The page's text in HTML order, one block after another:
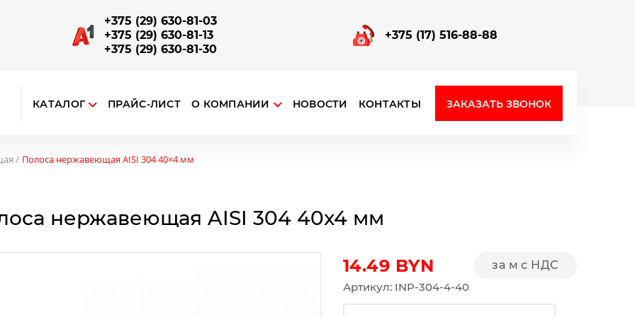
+375 (29) 630-81-03
+375 (29) 630-81-13
+375 (29) 630-81-30
+375 (17) 516-88-88
поиск
КАТАЛОГ ПРАЙС-ЛИСТ О КОМПАНИИ НОВОСТИ КОНТАКТЫ ЗАКАЗАТЬ ЗВОНОК
Полоса нержавеющая AISI 304 40×4 мм
нержавеющая AISI 304 40x4 мм
14.49 BYN
за м с НДС
Артикул: INP-304-4-40